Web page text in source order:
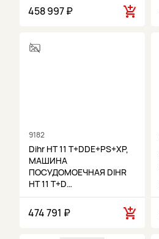
458 997 ₽
9182
Dihr HT 11 T+DDE+PS+XP,
МАШИНА
ПОСУДОМОЕЧНАЯ DIHR
HT 11 T+D…
474 791 ₽